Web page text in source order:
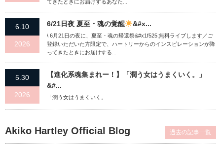
てきたときにお届けするあなた...
6.10
2026
6/21日夜 夏至・魂の覚醒 &#x...
\ 6月21日の夜に、夏至・魂の帰還祭&#x1f525;無料ライブします／ご
登録いただいた方限定で、ハートリーからのインスピレーションが降
ってきたときにお届けする...
5.30
2026
【進化系魂集まれー！】「潤う女はうまくいく。」
&#...
「潤う女はうまくいく。
Akiko Hartley Official Blog 過去の記事一覧